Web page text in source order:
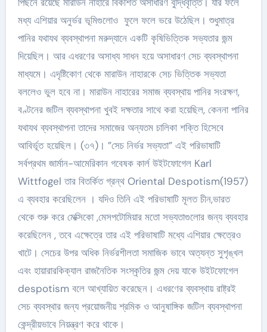
মধ্য এশিয়ার অনুর্ভর ভূমিগুলোও ফুলে ফলে ভরে উঠেছিল। শুধুমাত্র
পানির যথাযথ ব্যবস্থাপনা মরুদ্যানে একটি কৃষিভিত্তিক সভ্যতার জন্ম
দিয়েছিল। আর এধরণের অসাধ্য সাধন হয়ে অসাধারণ সেচ ব্যবস্থাপনা
মাধ্যমে। এদৃষ্টিকোণ থেকে মারাউন নাহারকে সেচ ভিত্তিক সভ্যতা
বললেও ভুল হবে না। মারাউন নাহারের সমাজ ব্যবস্থায় পানির সংরক্ষণ,
বণ্টনের জটিল ব্যবস্থাপনা খুবই দক্ষতার সাথে করা হয়েছিল, কেননা পানির
যথাযথ ব্যবস্থাপনা তাদের সমাজের অন্যতম চালিকা শক্তি হিসেবে
আবির্ভূত হয়েছিল। (৩৭)। ”সেচ নির্ভর সভ্যতা” এই পরিভাষাটি
সর্বপ্রথম জার্মান-আমেরিকান গবেষক কার্ল উইটফোগেল Karl
Wittfogel তার বিতর্কিত গ্রন্থ Oriental Despotism(1957)
এ ব্যবহার করেছিলেন । যদিও তিনি এই পরিভাষাটি মূলত চীন,ভারত
থেকে শুরু করে মেক্সিকো ,মেসপটোমিয়ার মতো সভ্যতাগুলোর জন্য ব্যবহার
করেছিলেন , তবে এক্ষেত্রে তার এই পরিভাষাটি মধ্যে এশিয়ার ক্ষেত্রেও
খাটে। সেচের উপর অধিক নির্ভরশীলতা সমাজিক ভাবে অত্যন্ত সুশৃঙ্খল
এবং হায়ারারকিক্যাল রাজনৈতিক সংস্কৃতির জন্ম দেয় যাকে উইটফোগেল
despotism বলে আখ্যায়িত করেছেন। এধরণের ব্যবস্থায় রাষ্ট্রই
সেচ ব্যবস্থার জন্য প্রয়োজনীয় শ্রমিক ও আনুষাঙ্গিক জটিল ব্যবস্থাপনা
কেন্দ্রীয়ভাবে নিয়ন্ত্রণ করে থাকে।